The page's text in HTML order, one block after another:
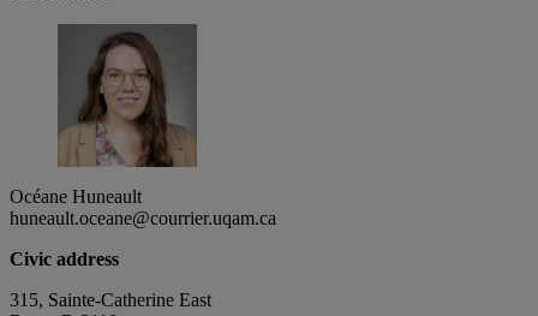
Océane Huneault
huneault.oceane@courrier.uqam.ca
Civic address
315, Sainte-Catherine East